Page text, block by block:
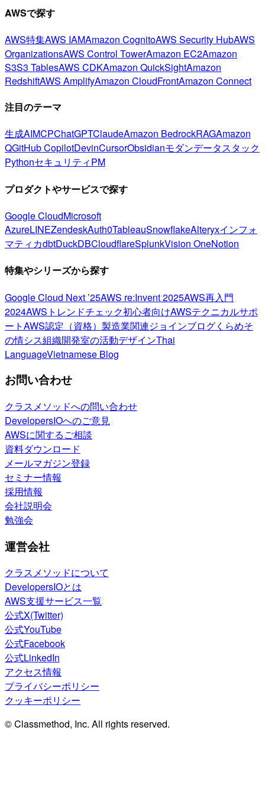
AWSで探す
AWS特集AWS IAMAmazon CognitoAWS Security HubAWS
OrganizationsAWS Control TowerAmazon EC2Amazon
S3S3 TablesAWS CDKAmazon QuickSightAmazon
RedshiftAWS AmplifyAmazon CloudFrontAmazon Connect
注目のテーマ
生成AIMCPChatGPTClaudeAmazon BedrockRAGAmazon
QGitHub CopilotDevinCursorObsidianモダンデータスタック
PythonセキュリティPM
プロダクトやサービスで探す
Google CloudMicrosoft
AzureLINEZendeskAuth0TableauSnowflakeAlteryxインフォ
マティカdbtDuckDBCloudflareSplunkVision OneNotion
特集やシリーズから探す
Google Cloud Next ’25AWS re:Invent 2025AWS再入門
2024AWSトレンドチェック初心者向けAWSテクニカルサポ
ートAWS認定（資格） 製造業関連ジョインブログくらめそ
の情シス組織開発室の活動デザインThai
LanguageVietnamese Blog
お問い合わせ
クラスメソッドへの問い合わせ
DevelopersIOへのご意見
AWSに関するご相談
資料ダウンロード
メールマガジン登録
セミナー情報
採用情報
会社説明会
勉強会
運営会社
クラスメソッドについて
DevelopersIOとは
AWS支援サービス一覧
公式X(Twitter)
公式YouTube
公式Facebook
公式LinkedIn
アクセス情報
プライバシーポリシー
クッキーポリシー
© Classmethod, Inc. All rights reserved.